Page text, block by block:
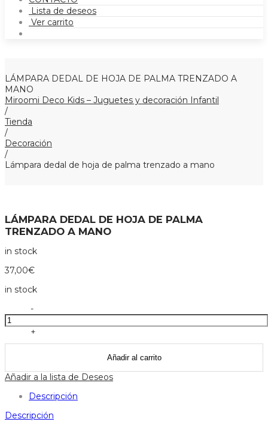
Lista de deseos
Ver carrito
LÁMPARA DEDAL DE HOJA DE PALMA TRENZADO A
MANO
Miroomi Deco Kids – Juguetes y decoración Infantil
/
Tienda
/
Decoración
/
Lámpara dedal de hoja de palma trenzado a mano
LÁMPARA DEDAL DE HOJA DE PALMA
TRENZADO A MANO
in stock
37,00€
in stock
-
dedal
de
trenzado
a
mano
+
Añadir al carrito
Añadir a la lista de Deseos
Descripción
Descripción